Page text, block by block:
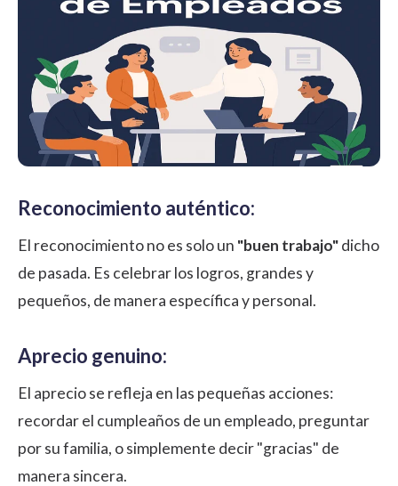
Reconocimiento auténtico:
El reconocimiento no es solo un "buen trabajo"dicho
de pasada. Es celebrar los logros, grandes y
pequeños, de manera específica y personal.
Aprecio genuino:
El aprecio se refleja en las pequeñas acciones:
recordar el cumpleaños de un empleado, preguntar
por su familia, o simplemente decir "gracias" de
manera sincera.